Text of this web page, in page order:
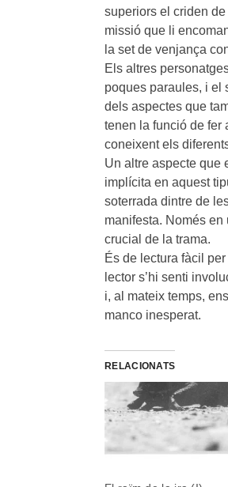
superiors el criden
missió que li
la set de venjança
Els altres
poques paraules, i el
dels aspectes que
tenen la funció de fer
coneixent els
Un altre aspecte que
implícita en aquest
soterrada dintre de
manifesta. Només
crucial de la trama.
És de lectura fàcil
lector s’hi senti
i, al mateix temps,
manco inesperat.
RELACIONATS